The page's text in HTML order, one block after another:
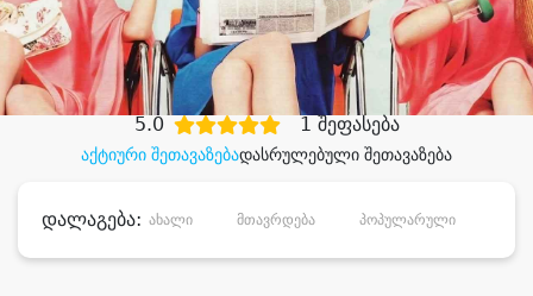
შეიძინესასურველი მომსახურება
დიდი დანაზოგით
აქტიური შეთავაზებადასრულებული შეთავაზება
5.0 1 შეფასება
დალაგება: ახალი მთავრდება პოპულარული